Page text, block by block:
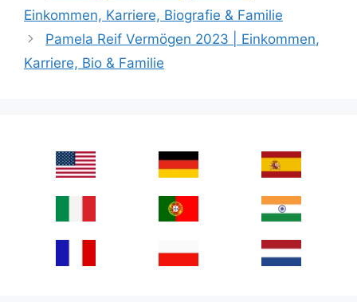
Einkommen, Karriere, Biografie & Familie
Pamela Reif Vermögen 2023 | Einkommen,
Karriere, Bio & Familie